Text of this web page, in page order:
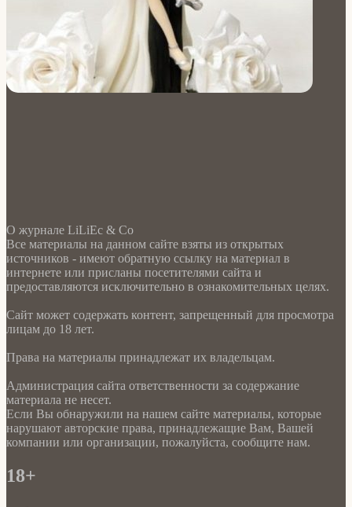
О журнале LiLiEc & Co
Все материалы на данном сайте взяты из открытых
источников - имеют обратную ссылку на материал в
интернете или присланы посетителями сайта и
предоставляются исключительно в ознакомительных целях.
Сайт может содержать контент, запрещенный для просмотра
лицам до 18 лет.
Права на материалы принадлежат их владельцам.
Администрация сайта ответственности за содержание
материала не несет.
Если Вы обнаружили на нашем сайте материалы, которые
нарушают авторские права, принадлежащие Вам, Вашей
компании или организации, пожалуйста, сообщите нам.
18+